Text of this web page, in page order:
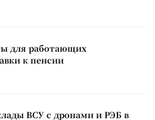
для работающих
к пенсии
ВСУ с дронами и РЭБ в